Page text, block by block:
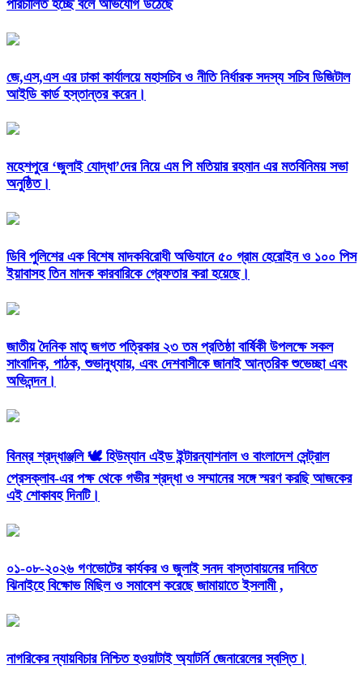
পরিচালিত হচ্ছে বলে অভিযোগ উঠেছে
জে,এস,এস এর ঢাকা কার্যালয়ে মহাসচিব ও নীতি নির্ধারক সদস্য সচিব ডিজিটাল
আইডি কার্ড হস্তান্তর করেন।
মহেশপুরে ‘জুলাই যোদ্ধা’দের নিয়ে এম পি মতিয়ার রহমান এর মতবিনিময় সভা
অনুষ্ঠিত।
ডিবি পুলিশের এক বিশেষ মাদকবিরোধী অভিযানে ৫০ গ্রাম হেরোইন ও ১০০ পিস
ইয়াবাসহ তিন মাদক কারবারিকে গ্রেফতার করা হয়েছে।
জাতীয় দৈনিক মাতৃ জগত পত্রিকার ২৩ তম প্রতিষ্ঠা বার্ষিকী উপলক্ষে সকল
সাংবাদিক, পাঠক, শুভানুধ্যায়, এবং দেশবাসীকে জানাই আন্তরিক শুভেচ্ছা এবং
অভিনন্দন।
বিনম্র শ্রদ্ধাঞ্জলি 🕊️ হিউম্যান এইড ইন্টারন্যাশনাল ও বাংলাদেশ সেন্ট্রাল
প্রেসক্লাব-এর পক্ষ থেকে গভীর শ্রদ্ধা ও সম্মানের সঙ্গে স্মরণ করছি আজকের
এই শোকাবহ দিনটি।
০১-০৮-২০২৬ গণভোটের কার্যকর ও জুলাই সনদ বাস্তাবায়নের দাবিতে
ঝিনাইহে বিক্ষোভ মিছিল ও সমাবেশ করেছে জামায়াতে ইসলামী ,
নাগরিকের ন্যায়বিচার নিশ্চিত হওয়াটাই অ্যাটর্নি জেনারেলের স্বস্তি।